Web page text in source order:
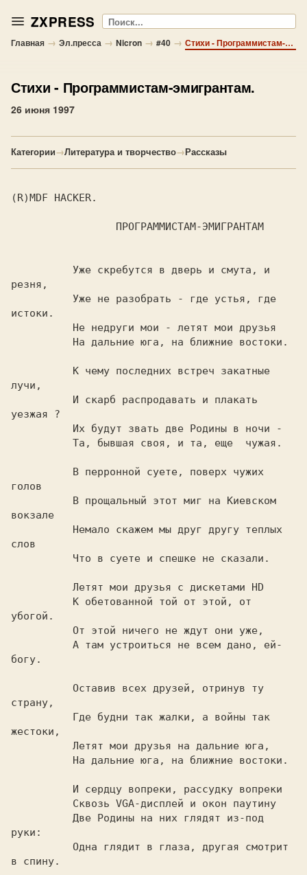
ZXPRESS Поиск
Главная → Эл.пресса → Nicron → #40 → Стихи - Программистам-эмигрантам.
Стихи - Программистам-эмигрантам.
26 июня 1997
Категории→Литература и творчество→Рассказы
(R)MDF HACKER.
резня,
истоки.
лучи,
уезжая ?
голов
вокзале
слов
убогой.
богу.
страну,
жестоки,
руки:
в спину.